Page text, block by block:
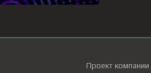
Проект компании